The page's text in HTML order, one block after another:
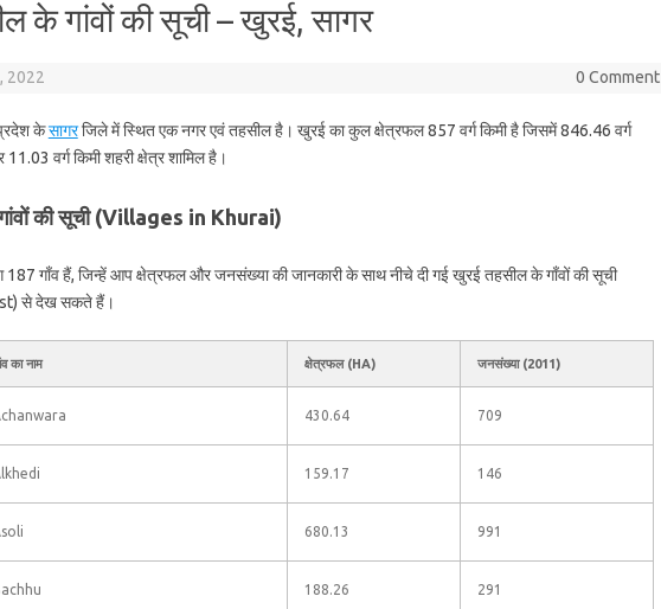
के गांवों की सूची – खुरई, सागर
2022 0 Comment
केसागरजिले में स्थित एक नगर एवं तहसील है। खुरई का कुल क्षेत्रफल 857 वर्ग किमी है जिसमें 846.46 वर्ग
11.03 वर्ग किमी शहरी क्षेत्र शामिल है।
की सूची (Villages in Khurai)
गाँव हैं, जिन्हें आप क्षेत्रफल और जनसंख्या की जानकारी के साथ नीचे दी गई खुरई तहसील के गाँवों की सूची
से देख सकते हैं।
का नाम क्षेत्रफल (HA) जनसंख्या (2011)
430.64 709
159.17 146
680.13 991
188.26 291